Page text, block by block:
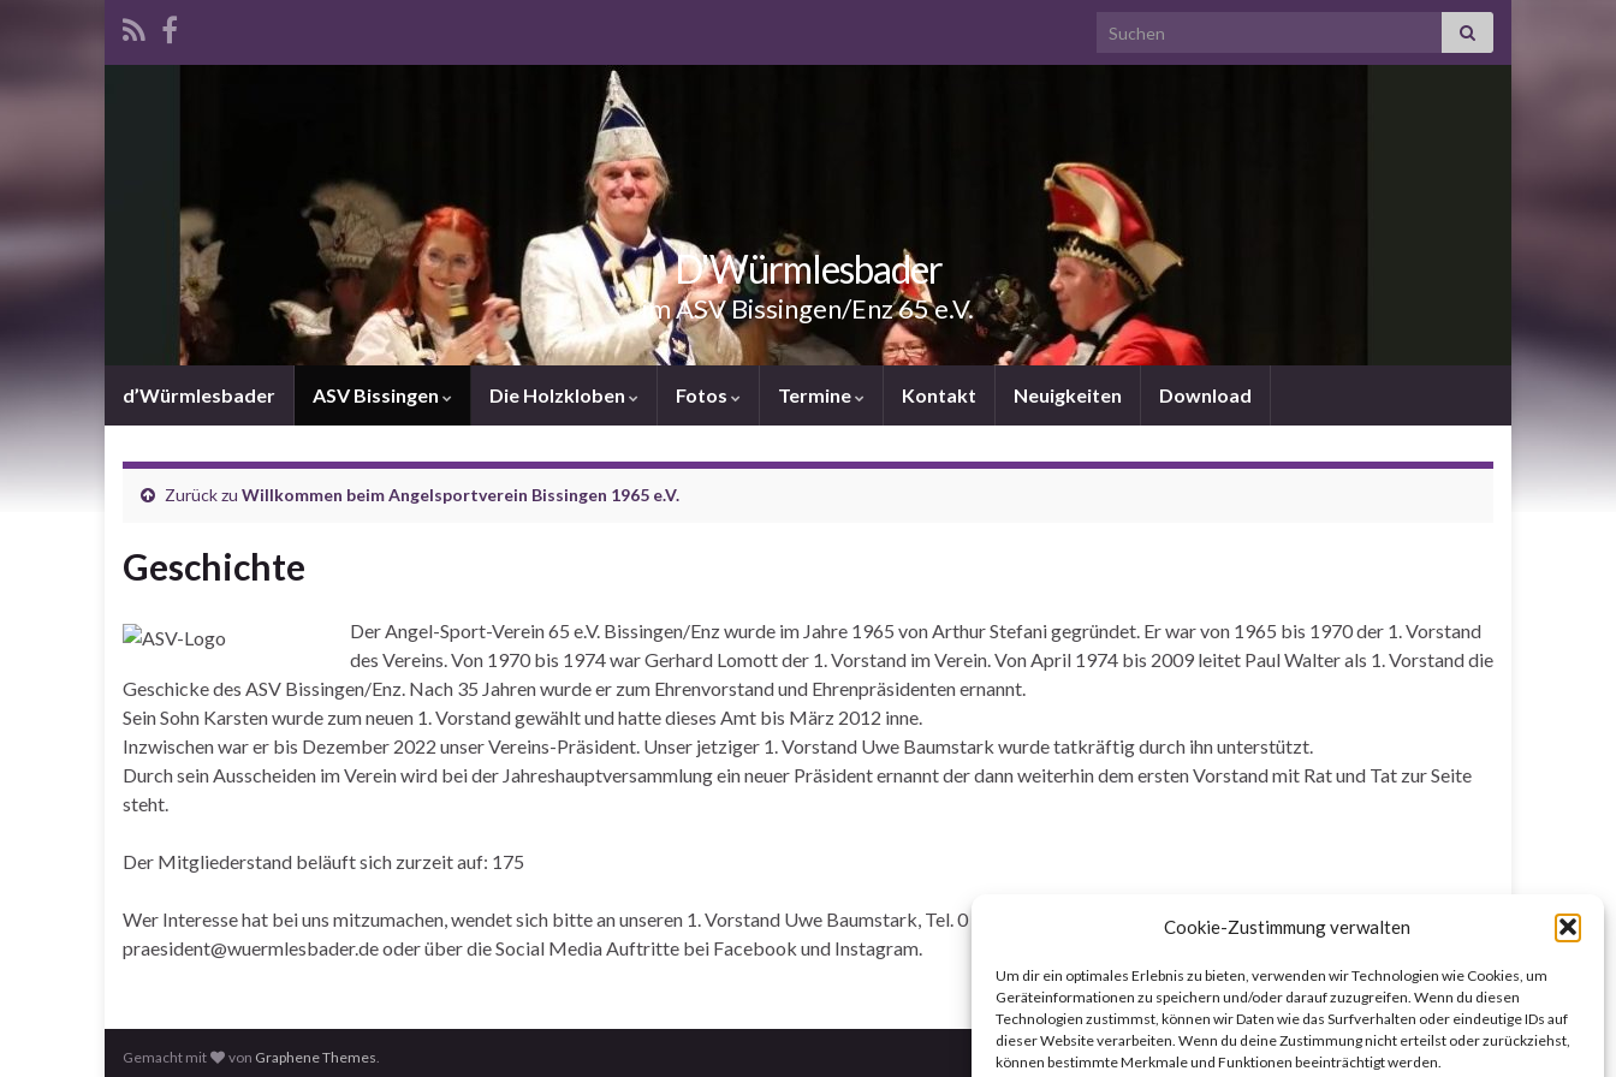
Cookie-Zustimmung verwalten
Um dir ein optimales Erlebnis zu bieten, verwenden wir Technologien wie Cookies, um
Geräteinformationen zu speichern und/oder darauf zuzugreifen. Wenn du diesen
Technologien zustimmst, können wir Daten wie das Surfverhalten oder eindeutige IDs auf
dieser Website verarbeiten. Wenn du deine Zustimmung nicht erteilst oder zurückziehst,
können bestimmte Merkmale und Funktionen beeinträchtigt werden.
Search for:
D'Würmlesbader
im ASV Bissingen/Enz 65 e.V.
d’Würmlesbader ASV Bissingen Die Holzkloben Fotos Termine Kontakt Neuigkeiten Download
Zurück zu Willkommen beim Angelsportverein Bissingen 1965 e.V.
Geschichte
Der Angel-Sport-Verein 65 e.V. Bissingen/Enz wurde im Jahre 1965 von Arthur Stefani gegründet. Er war von 1965 bis 1970 der 1. Vorstand
des Vereins. Von 1970 bis 1974 war Gerhard Lomott der 1. Vorstand im Verein. Von April 1974 bis 2009 leitet Paul Walter als 1. Vorstand die
Geschicke des ASV Bissingen/Enz. Nach 35 Jahren wurde er zum Ehrenvorstand und Ehrenpräsidenten ernannt.
Sein Sohn Karsten wurde zum neuen 1. Vorstand gewählt und hatte dieses Amt bis März 2012 inne.
Inzwischen war er bis Dezember 2022 unser Vereins-Präsident. Unser jetziger 1. Vorstand Uwe Baumstark wurde tatkräftig durch ihn unterstützt.
Durch sein Ausscheiden im Verein wird bei der Jahreshauptversammlung ein neuer Präsident ernannt der dann weiterhin dem ersten Vorstand mit Rat und Tat zur Seite
steht.
Der Mitgliederstand beläuft sich zurzeit auf: 175
Wer Interesse hat bei uns mitzumachen, wendet sich bitte an unseren 1. Vorstand Uwe Baumstark, Tel. 0 79 46 / 94 96 573 oder per email an
praesident@wuermlesbader.de oder über die Social Media Auftritte bei Facebook und Instagram.
Gemacht mit von Graphene Themes.